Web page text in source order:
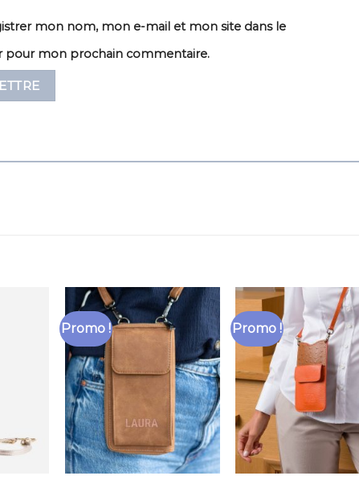
mon nom, mon e-mail et mon site dans le
pour mon prochain commentaire.
Promo ! Promo !